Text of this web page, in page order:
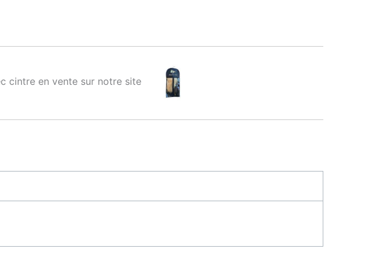
cintre en vente sur notre site